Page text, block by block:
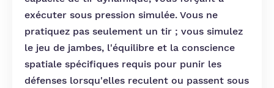
exécuter sous pression simulée. Vous ne
pratiquez pas seulement un tir ; vous simulez
le jeu de jambes, l'équilibre et la conscience
spatiale spécifiques requis pour punir les
défenses lorsqu'elles reculent ou passent sous